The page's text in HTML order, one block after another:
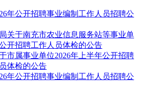
年公开招聘事业编制工作人员招聘公
关于南充市农业信息服务站等事业单
开招聘工作人员体检的公告
市属事业单位2026年上半年公开招聘
体检的公告
年公开招聘事业编制工作人员招聘公